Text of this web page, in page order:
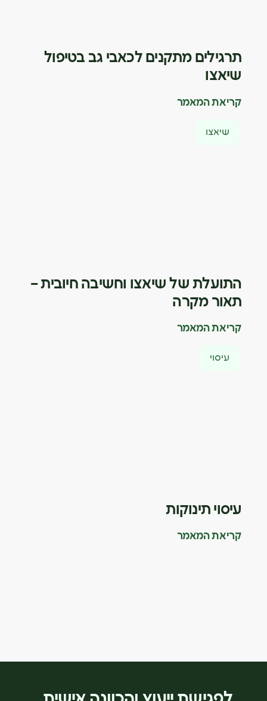
תרגילים מתקנים לכאבי גב בטיפול
שיאצו
קריאת המאמר
שיאצו
התועלת של שיאצו וחשיבה חיובית –
תאור מקרה
קריאת המאמר
עיסוי
עיסוי תינוקות
קריאת המאמר